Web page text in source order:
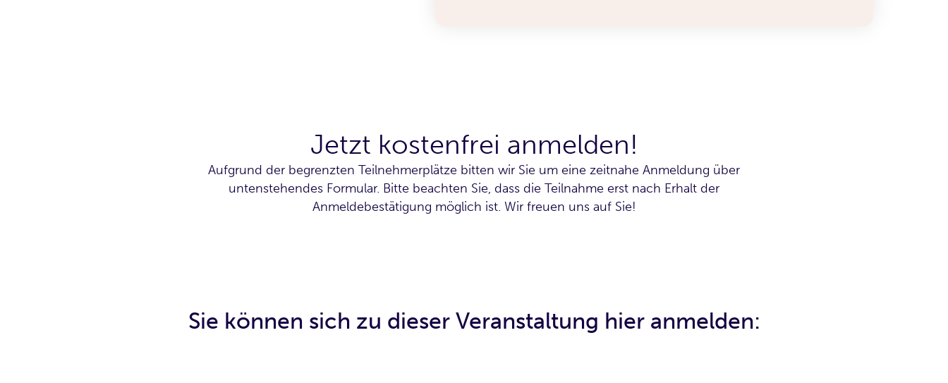
Jetzt kostenfrei anmelden!
Aufgrund der begrenzten Teilnehmerplätze bitten wir Sie um eine zeitnahe Anmeldung über
untenstehendes Formular. Bitte beachten Sie, dass die Teilnahme erst nach Erhalt der
Anmeldebestätigung möglich ist. Wir freuen uns auf Sie!
Sie können sich zu dieser Veranstaltung hier anmelden: